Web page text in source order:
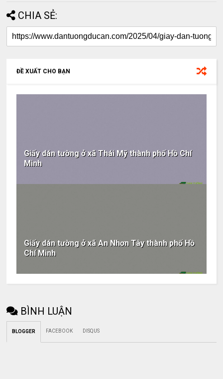
CHIA SẺ:
ĐỀ XUẤT CHO BẠN
Giấy dán tường ở xã Thái Mỹ thành phố Hồ Chí
Minh
Giấy dán tường ở xã An Nhơn Tây thành phố Hồ
Chí Minh
BÌNH LUẬN
BLOGGER FACEBOOK DISQUS